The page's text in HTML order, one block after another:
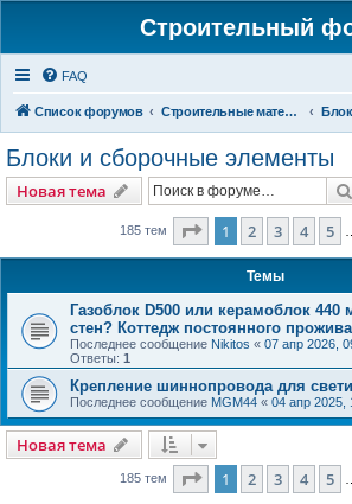
Строительный
FAQ
Список форумов Строительные материалы и изделия
Блоки и сборочные элементы
Новая тема
185 тем Страница из
1 2 3 4 5
Темы
Газоблок D500 или керамоблок
стен? Коттедж постоянного
Последнее сообщение Nikitos « 07 апр 2026,
Ответы: 1
Крепление шиннопровода для
Последнее сообщение MGM44 « 04 апр 2025,
Новая тема
185 тем Страница из
1 2 3 4 5